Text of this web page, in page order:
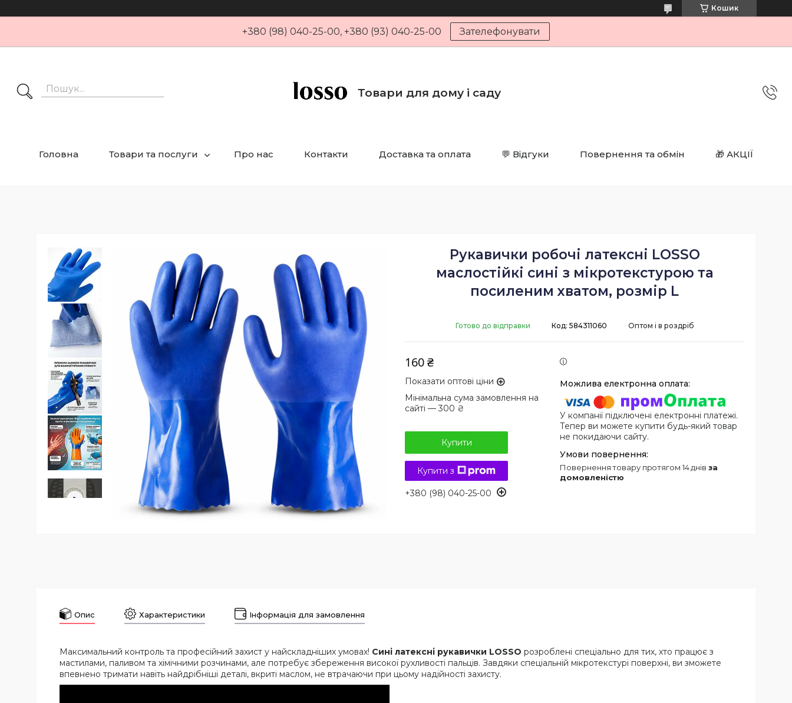
Кошик
+380 (98) 040-25-00, +380 (93) 040-25-00 Зателефонувати
Товари для дому і саду
Головна Товари та послуги Про нас Контакти Доставка та оплата 💬 Відгуки Повернення та обмін 🎁 АКЦІЇ
Рукавички робочі латексні LOSSO
маслостійкі сині з мікротекстурою та
посиленим хватом, розмір L
Готово до відправки Оптом і в роздріб
Код: 584311060
160 ₴
Показати оптові ціни
Мінімальна сума замовлення на
сайті — 300 ₴
Купити
Купити з
+380 (98) 040-25-00
У компанії підключені електронні платежі.
Тепер ви можете купити будь-який товар
не покидаючи сайту.
повернення товару протягом 14 днів за
домовленістю
Опис Характеристики Інформація для замовлення
Максимальний контроль та професійний захист у найскладніших умовах! Сині латексні рукавички LOSSO розроблені спеціально для тих, хто працює з
мастилами, паливом та хімічними розчинами, але потребує збереження високої рухливості пальців. Завдяки спеціальній мікротекстурі поверхні, ви зможете
впевнено тримати навіть найдрібніші деталі, вкриті маслом, не втрачаючи при цьому надійності захисту.